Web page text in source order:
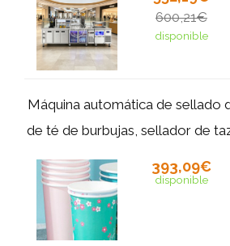
600,21€
disponible
Máquina automática de sellado
de té de burbujas, sellador de
393,09€
disponible